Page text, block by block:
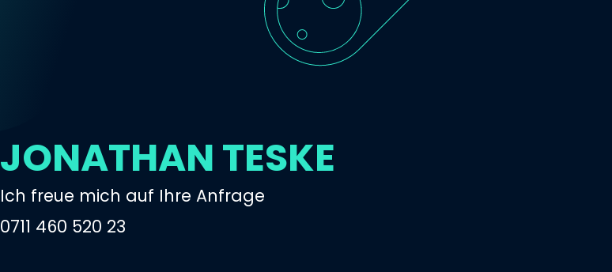
JONATHAN TESKE
Ich freue mich auf Ihre Anfrage
0711 460 520 23